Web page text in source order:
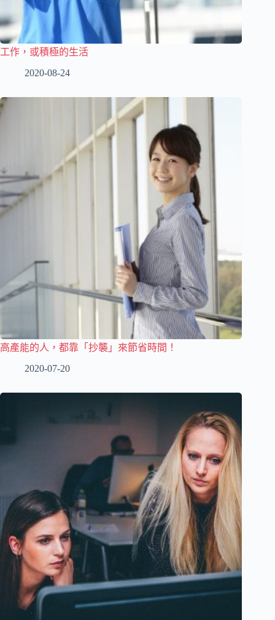
工作，或積極的生活
2020-08-24
高產能的人，都靠「抄襲」來節省時間！
2020-07-20